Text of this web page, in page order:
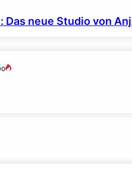
neue Studio von